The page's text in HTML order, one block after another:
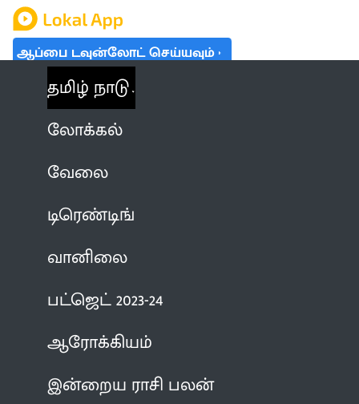
ஆப்பை டவுன்லோட் செய்யவும்
தமிழ் நாடு
லோக்கல்
வேலை
டிரெண்டிங்
வானிலை
பட்ஜெட் 2023-24
ஆரோக்கியம்
இன்றைய ராசி பலன்